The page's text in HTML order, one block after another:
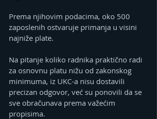
Prema njihovim podacima, oko 500
zaposlenih ostvaruje primanja u visini
najniže plate.
Na pitanje koliko radnika praktično radi
za osnovnu platu nižu od zakonskog
minimuma, iz UKC-a nisu dostavili
precizan odgovor, već su ponovili da se
sve obračunava prema važećim
propisima.